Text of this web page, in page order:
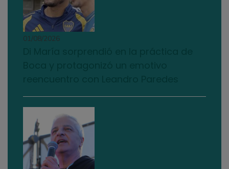
01/08/2026